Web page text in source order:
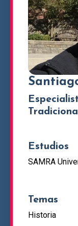
Estudios
SAMRA
Temas
Historia